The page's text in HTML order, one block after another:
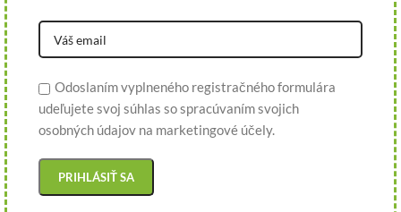
Odoslaním vyplneného registračného formulára
udeľujete svoj súhlas so spracúvaním svojich
osobných údajov na marketingové účely.